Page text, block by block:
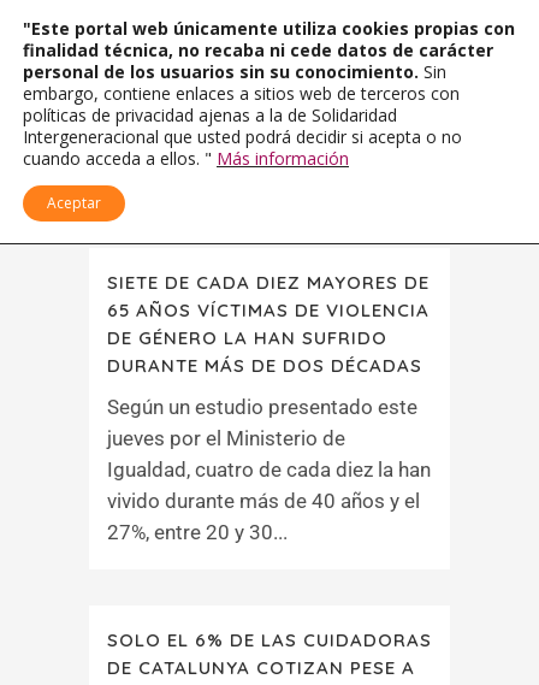
SIETE DE CADA DIEZ MAYORES DE
65 AÑOS VÍCTIMAS DE VIOLENCIA
DE GÉNERO LA HAN SUFRIDO
DURANTE MÁS DE DOS DÉCADAS
Según un estudio presentado este
jueves por el Ministerio de
Igualdad, cuatro de cada diez la han
vivido durante más de 40 años y el
27%, entre 20 y 30...
SOLO EL 6% DE LAS CUIDADORAS
DE CATALUNYA COTIZAN PESE A
"Este portal web únicamente utiliza cookies propias con
finalidad técnica, no recaba ni cede datos de carácter
personal de los usuarios sin su conocimiento. Sin
embargo, contiene enlaces a sitios web de terceros con
políticas de privacidad ajenas a la de Solidaridad
Intergeneracional que usted podrá decidir si acepta o no
cuando acceda a ellos. " Más información
Aceptar